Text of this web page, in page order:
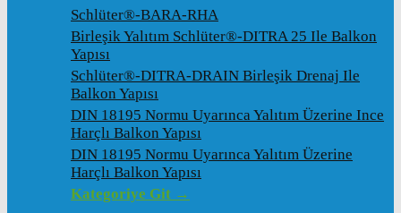
Schlüter®-BARA-RHA
Birleşik Yalıtım Schlüter®-DITRA 25 Ile Balkon
Yapısı
Schlüter®-DITRA-DRAIN Birleşik Drenaj Ile
Balkon Yapısı
DIN 18195 Normu Uyarınca Yalıtım Üzerine Ince
Harçlı Balkon Yapısı
DIN 18195 Normu Uyarınca Yalıtım Üzerine
Harçlı Balkon Yapısı
Kategoriye Git →